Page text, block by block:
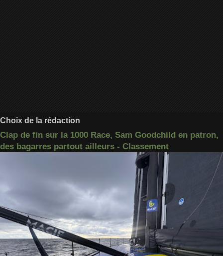
Choix de la rédaction
Clap de fin sur la 1000 Race, Sam Goodchild en patron,
des bagarres partout ailleurs - Classement